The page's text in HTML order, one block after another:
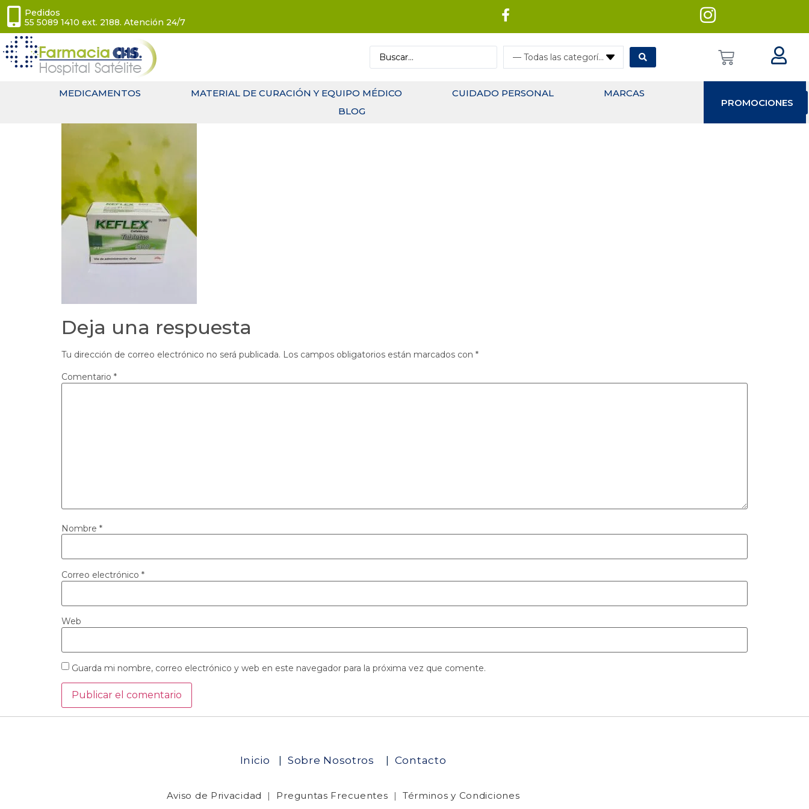
Pedidos
55 5089 1410 ext. 2188. Atención 24/7
— Todas las categorías
MEDICAMENTOS MATERIAL DE CURACIÓN Y EQUIPO MÉDICO CUIDADO PERSONAL
MARCAS
BLOG
PROMOCIONES
Deja una respuesta
Tu dirección de correo electrónico no será publicada. Los campos obligatorios están marcados con *
Comentario *
Nombre *
Correo electrónico *
Web
Guarda mi nombre, correo electrónico y web en este navegador para la próxima vez que comente.
Inicio |Sobre Nosotros Contacto
Aviso de Privacidad | Preguntas Frecuentes | Términos y Condiciones